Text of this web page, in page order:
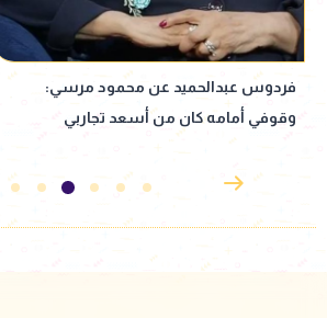
فردوس عبدالحميد تكشف سر استمرار
علاقتها بمحمد فاضل: التوافق الفكري أهم